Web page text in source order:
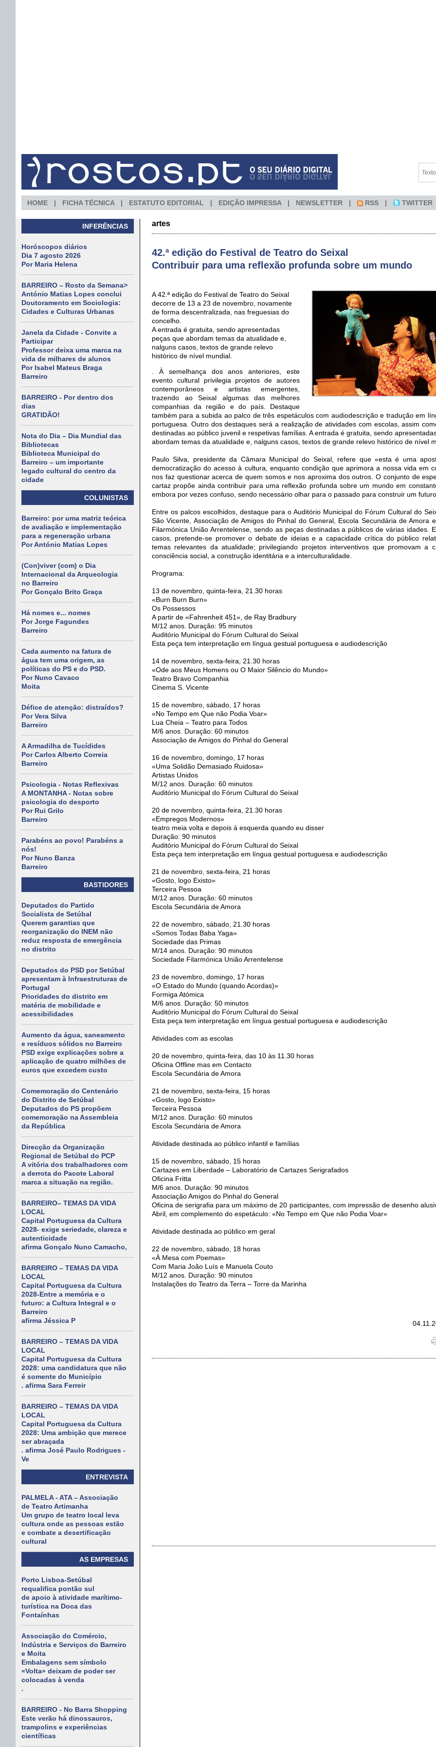
HOME FICHA TÉCNICA ESTATUTO EDITORIAL EDIÇÃO IMPRESSA NEWSLETTER RSS TWITTER
INFERÊNCIAS
Horóscopos diários
Dia 7 agosto 2026
Por Maria Helena
BARREIRO – Rosto da Semana>
António Matias Lopes conclui
Doutoramento em Sociologia:
Cidades e Culturas Urbanas
Janela da Cidade - Convite a
Participar
Professor deixa uma marca na
vida de milhares de alunos
Por Isabel Mateus Braga
Barreiro
BARREIRO - Por dentro dos
dias
GRATIDÃO!
Nota do Dia – Dia Mundial das
Bibliotecas
Biblioteca Municipal do
Barreiro – um importante
legado cultural do centro da
cidade
COLUNISTAS
Barreiro: por uma matriz teórica
de avaliação e implementação
para a regeneração urbana
Por António Matias Lopes
(Con)viver (com) o Dia
Internacional da Arqueologia
no Barreiro
Por Gonçalo Brito Graça
Há nomes e... nomes
Por Jorge Fagundes
Barreiro
Cada aumento na fatura de
água tem uma origem, as
políticas do PS e do PSD.
Por Nuno Cavaco
Moita
Défice de atenção: distraídos?
Por Vera Silva
Barreiro
A Armadilha de Tucídides
Por Carlos Alberto Correia
Barreiro
Psicologia - Notas Reflexivas
A MONTANHA - Notas sobre
psicologia do desporto
Por Rui Grilo
Barreiro
Parabéns ao povo! Parabéns a
nós!
Por Nuno Banza
Barreiro
BASTIDORES
Deputados do Partido
Socialista de Setúbal
Querem garantias que
reorganização do INEM não
reduz resposta de emergência
no distrito
Deputados do PSD por Setúbal
apresentam à Infraestruturas de
Portugal
Prioridades do distrito em
matéria de mobilidade e
acessibilidades
Aumento da água, saneamento
e resíduos sólidos no Barreiro
PSD exige explicações sobre a
aplicação de quatro milhões de
euros que excedem custo
Comemoração do Centenário
do Distrito de Setúbal
Deputados do PS propõem
comemoração na Assembleia
da República
Direcção da Organização
Regional de Setúbal do PCP
A vitória dos trabalhadores com
a derrota do Pacote Laboral
marca a situação na região.
BARREIRO– TEMAS DA VIDA
LOCAL
Capital Portuguesa da Cultura
2028- exige seriedade, clareza e
autenticidade
afirma Gonçalo Nuno Camacho,
BARREIRO – TEMAS DA VIDA
LOCAL
Capital Portuguesa da Cultura
2028-Entre a memória e o
futuro: a Cultura Integral e o
Barreiro
afirma Jéssica P
BARREIRO – TEMAS DA VIDA
LOCAL
Capital Portuguesa da Cultura
2028: uma candidatura que não
é somente do Município
. afirma Sara Ferreir
BARREIRO – TEMAS DA VIDA
LOCAL
Capital Portuguesa da Cultura
2028: Uma ambição que merece
ser abraçada
. afirma José Paulo Rodrigues -
Ve
ENTREVISTA
PALMELA - ATA – Associação
de Teatro Artimanha
Um grupo de teatro local leva
cultura onde as pessoas estão
e combate a desertificação
cultural
AS EMPRESAS
Porto Lisboa-Setúbal
requalifica pontão sul
de apoio à atividade marítimo-
turística na Doca das
Fontaínhas
Associação do Comércio,
Indústria e Serviços do Barreiro
e Moita
Embalagens sem símbolo
«Volta» deixam de poder ser
colocadas à venda
.
BARREIRO - No Barra Shopping
Este verão há dinossauros,
trampolins e experiências
científicas
artes
42.ª edição do Festival de Teatro do Seixal
Contribuir para uma reflexão profunda sobre um mundo
A 42.ª edição do Festival de Teatro do Seixal
decorre de 13 a 23 de novembro, novamente
de forma descentralizada, nas freguesias do
concelho.
A entrada é gratuita, sendo apresentadas
peças que abordam temas da atualidade e,
nalguns casos, textos de grande relevo
histórico de nível mundial.
. À semelhança dos anos anteriores, este
evento cultural privilegia projetos de autores
contemporâneos e artistas emergentes,
trazendo ao Seixal algumas das melhores
companhias da região e do país. Destaque
também para a subida ao palco de três espetáculos com audiodescrição e tradução em
portuguesa. Outro dos destaques será a realização de atividades com escolas, assim
destinadas ao público juvenil e respetivas famílias. A entrada é gratuita, sendo
abordam temas da atualidade e, nalguns casos, textos de grande relevo histórico de nível
Paulo Silva, presidente da Câmara Municipal do Seixal, refere que «esta é uma
democratização do acesso à cultura, enquanto condição que aprimora a nossa vida em
nos faz questionar acerca de quem somos e nos aproxima dos outros. O conjunto de
cartaz propõe ainda contribuir para uma reflexão profunda sobre um mundo em
embora por vezes confuso, sendo necessário olhar para o passado para construir um
Entre os palcos escolhidos, destaque para o Auditório Municipal do Fórum Cultural do
São Vicente, Associação de Amigos do Pinhal do General, Escola Secundária de Amora
Filarmónica União Arrentelense, sendo as peças destinadas a públicos de várias idades.
casos, pretende-se promover o debate de ideias e a capacidade crítica do público
temas relevantes da atualidade; privilegiando projetos interventivos que promovam a
consciência social, a construção identitária e a interculturalidade.
Programa:
13 de novembro, quinta-feira, 21.30 horas
«Burn Burn Burn»
Os Possessos
A partir de «Fahrenheit 451», de Ray Bradbury
M/12 anos. Duração: 95 minutos
Auditório Municipal do Fórum Cultural do Seixal
Esta peça tem interpretação em língua gestual portuguesa e audiodescrição
14 de novembro, sexta-feira, 21.30 horas
«Ode aos Meus Homens ou O Maior Silêncio do Mundo»
Teatro Bravo Companhia
Cinema S. Vicente
15 de novembro, sábado, 17 horas
«No Tempo em Que não Podia Voar»
Lua Cheia – Teatro para Todos
M/6 anos. Duração: 60 minutos
Associação de Amigos do Pinhal do General
16 de novembro, domingo, 17 horas
«Uma Solidão Demasiado Ruidosa»
Artistas Unidos
M/12 anos. Duração: 60 minutos
Auditório Municipal do Fórum Cultural do Seixal
20 de novembro, quinta-feira, 21.30 horas
«Empregos Modernos»
teatro meia volta e depois à esquerda quando eu disser
Duração: 90 minutos
Auditório Municipal do Fórum Cultural do Seixal
Esta peça tem interpretação em língua gestual portuguesa e audiodescrição
21 de novembro, sexta-feira, 21 horas
«Gosto, logo Existo»
Terceira Pessoa
M/12 anos. Duração: 60 minutos
Escola Secundária de Amora
22 de novembro, sábado, 21.30 horas
«Somos Todas Baba Yaga»
Sociedade das Primas
M/14 anos. Duração: 90 minutos
Sociedade Filarmónica União Arrentelense
23 de novembro, domingo, 17 horas
«O Estado do Mundo (quando Acordas)»
Formiga Atómica
M/6 anos. Duração: 50 minutos
Auditório Municipal do Fórum Cultural do Seixal
Esta peça tem interpretação em língua gestual portuguesa e audiodescrição
Atividades com as escolas
20 de novembro, quinta-feira, das 10 às 11.30 horas
Oficina Offline mas em Contacto
Escola Secundária de Amora
21 de novembro, sexta-feira, 15 horas
«Gosto, logo Existo»
Terceira Pessoa
M/12 anos. Duração: 60 minutos
Escola Secundária de Amora
Atividade destinada ao público infantil e famílias
15 de novembro, sábado, 15 horas
Cartazes em Liberdade – Laboratório de Cartazes Serigrafados
Oficina Fritta
M/6 anos. Duração: 90 minutos
Associação Amigos do Pinhal do General
Oficina de serigrafia para um máximo de 20 participantes, com impressão de desenho
Abril, em complemento do espetáculo: «No Tempo em Que não Podia Voar»
Atividade destinada ao público em geral
22 de novembro, sábado, 18 horas
«À Mesa com Poemas»
Com Maria João Luís e Manuela Couto
M/12 anos. Duração: 90 minutos
Instalações do Teatro da Terra – Torre da Marinha